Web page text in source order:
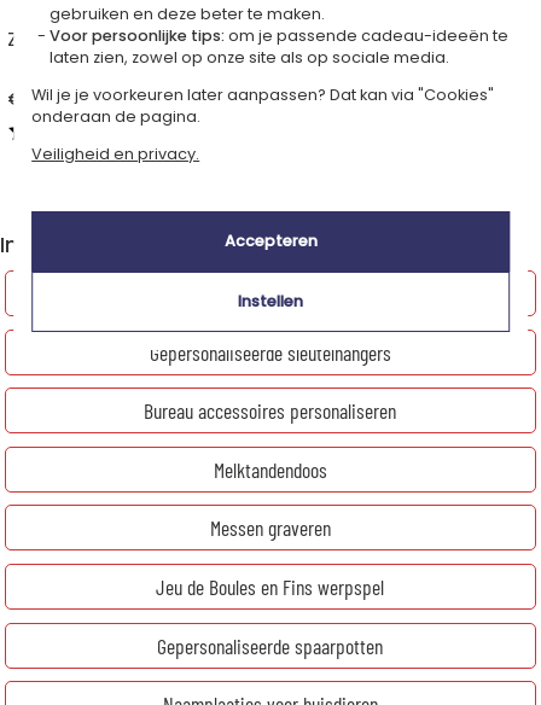
Zippo graveren met foto
€ 39,90
4,65 (8 Reviews)
Gegraveerde Zippo liefde
€ 39,90
In de categorie Handige cadeaus, ontdek ook
Pen graveren
Gepersonaliseerde sleutelhangers
Bureau accessoires personaliseren
Melktandendoos
Messen graveren
Jeu de Boules en Fins werpspel
Gepersonaliseerde spaarpotten
gebruiken en deze beter te maken.
Voor persoonlijke tips: om je passende cadeau-ideeën te
laten zien, zowel op onze site als op sociale media.
Wil je je voorkeuren later aanpassen? Dat kan via "Cookies"
onderaan de pagina.
Veiligheid en privacy.
Accepteren
Instellen